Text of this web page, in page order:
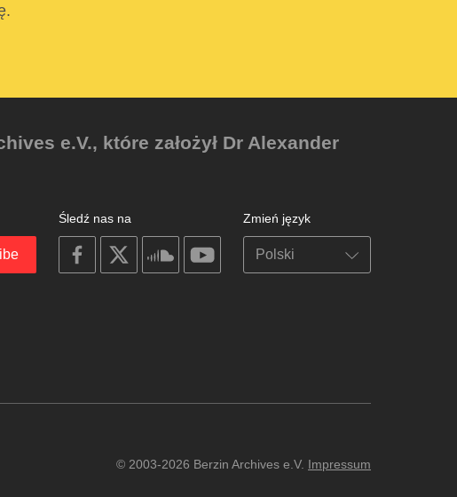
e.V., które założył Dr Alexander
Zmień język
Śledź nas na
on
facebook
on
on
soundcloudyoutube
© 2003-2026 Berzin Archives e.V. Impressum